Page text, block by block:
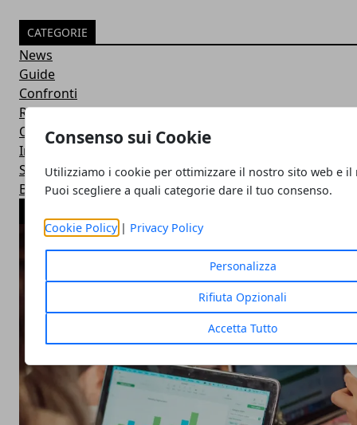
Consenso sui Cookie
Utilizziamo i cookie per ottimizzare il nostro sito web e il
Puoi scegliere a quali categorie dare il tuo consenso.
Cookie Policy| Privacy Policy
Personalizza
Rifiuta Opzionali
Accetta Tutto
CATEGORIE
News
Guide
Confronti
Recensioni
Offerte
Intelligenza Artificiale
Startup & Innovazione
Business